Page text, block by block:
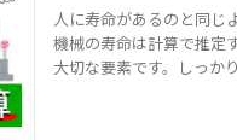
人に寿命があるのと同じ
機械の寿命は計算で推定
大切な要素です。しっか